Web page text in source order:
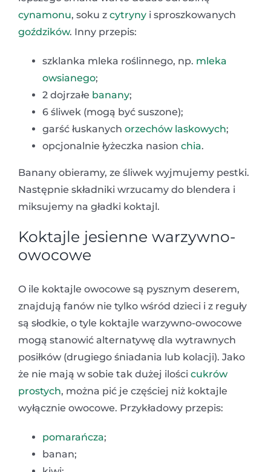
cynamonu, soku z cytryny i sproszkowanych
goździków. Inny przepis:
szklanka mleka roślinnego, np. mleka
owsianego;
2 dojrzałe banany;
6 śliwek (mogą być suszone);
garść łuskanych orzechów laskowych;
opcjonalnie łyżeczka nasion chia.
Banany obieramy, ze śliwek wyjmujemy pestki.
Następnie składniki wrzucamy do blendera i
miksujemy na gładki koktajl.
Koktajle jesienne warzywno-
owocowe
O ile koktajle owocowe są pysznym deserem,
znajdują fanów nie tylko wśród dzieci i z reguły
są słodkie, o tyle koktajle warzywno-owocowe
mogą stanowić alternatywę dla wytrawnych
posiłków (drugiego śniadania lub kolacji). Jako
że nie mają w sobie tak dużej ilości cukrów
prostych, można pić je częściej niż koktajle
wyłącznie owocowe. Przykładowy przepis:
pomarańcza;
banan;